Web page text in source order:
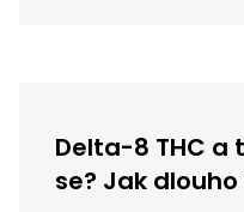
Delta-8 THC a
se? Jak